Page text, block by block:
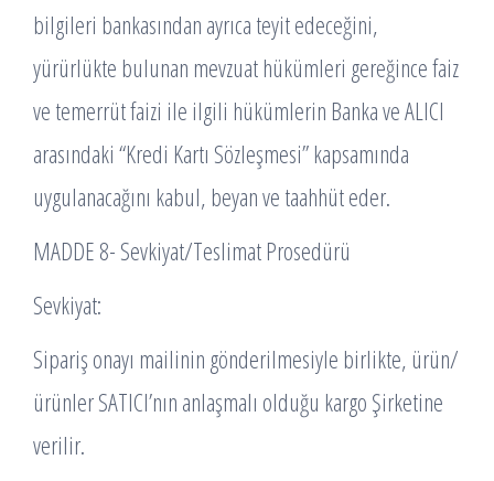
bilgileri bankasından ayrıca teyit edeceğini,
yürürlükte bulunan mevzuat hükümleri gereğince faiz
ve temerrüt faizi ile ilgili hükümlerin Banka ve ALICI
arasındaki “Kredi Kartı Sözleşmesi” kapsamında
uygulanacağını kabul, beyan ve taahhüt eder.
MADDE 8- Sevkiyat/Teslimat Prosedürü
Sevkiyat:
Sipariş onayı mailinin gönderilmesiyle birlikte, ürün/
ürünler SATICI’nın anlaşmalı olduğu kargo Şirketine
verilir.